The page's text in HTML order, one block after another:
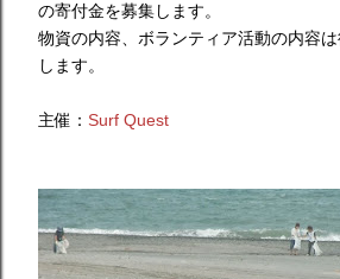
の寄付金を募集します。
物資の内容、ボランティア活動の内容
します。
主催： Surf Quest